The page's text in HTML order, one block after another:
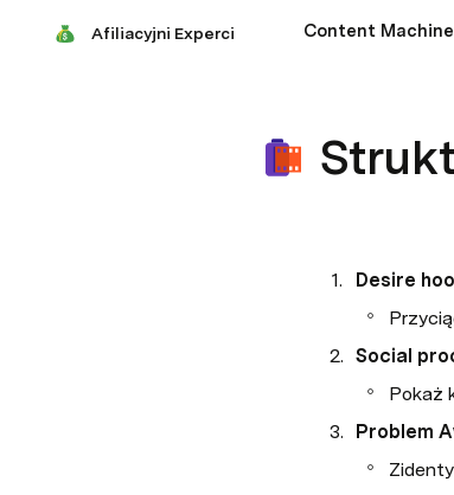
Afiliacyjni Experci Content Machine
Desire
Social
Pokaż
Problem